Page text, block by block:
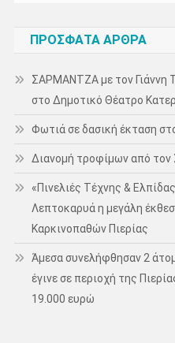
ΠΡΌΣΦΑΤΑ ΆΡΘΡΑ
ΣΑΡΜΑΝΤΖΑ με τον Γιάννη
στο Δημοτικό Θέατρο
Φωτιά σε δασική έκταση
Διανομή τροφίμων από τον
«Πινελιές Τέχνης &
Λεπτοκαρυά η μεγάλη
Καρκινοπαθών Πιερίας
Άμεσα συνελήφθησαν 2
έγινε σε περιοχή της
19.000 ευρώ